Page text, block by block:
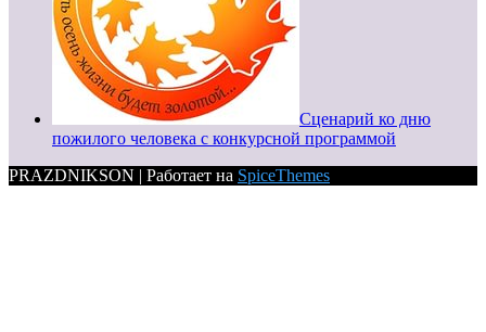
Сценарий ко дню
пожилого человека с конкурсной программой
PRAZDNIKSON | Работает на SpiceThemes